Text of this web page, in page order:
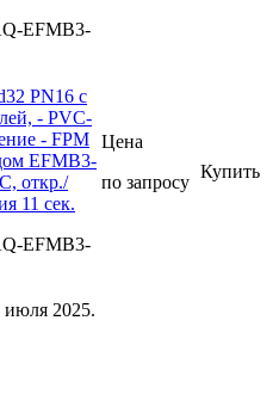
EFMB3-
PN16 с
- PVC-
- FPM
EFMB3-
откр./
11 сек.
EFMB3-
Цена
по запросу
Купить
июля 2025.